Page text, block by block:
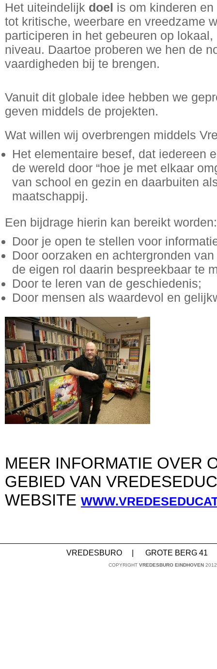
Het uiteindelijk doel is om kinderen en
tot kritische, weerbare en vreedzame
participeren in het gebeuren op
niveau. Daartoe proberen we hen de
vaardigheden bij te brengen.
Vanuit dit globale idee hebben we
geven middels de projekten.
Wat willen wij overbrengen middels
Het elementaire besef, dat iedereen
de wereld door “hoe je met elkaar
van school en gezin en daarbuiten
maatschappij.
Een bijdrage hierin kan bereikt worden:
Door je open te stellen voor
Door oorzaken en achtergronden
de eigen rol daarin bespreekbaar te
Door te leren van de geschiedenis;
Door mensen als waardevol en
MEER INFORMATIE OVER
GEBIED VAN
WEBSITE
VREDESBURO GROTE BERG 41
COPYRIGHT VREDESBURO EINDHOVEN